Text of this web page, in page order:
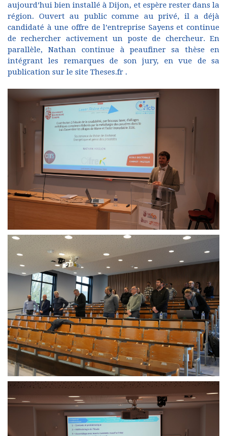
aujourd’hui bien installé à Dijon, et espère rester dans la
région. Ouvert au public comme au privé, il a déjà
candidaté à une offre de l’entreprise Sayens et continue
de rechercher activement un poste de chercheur. En
parallèle, Nathan continue à peaufiner sa thèse en
intégrant les remarques de son jury, en vue de sa
publication sur le site Theses.fr .